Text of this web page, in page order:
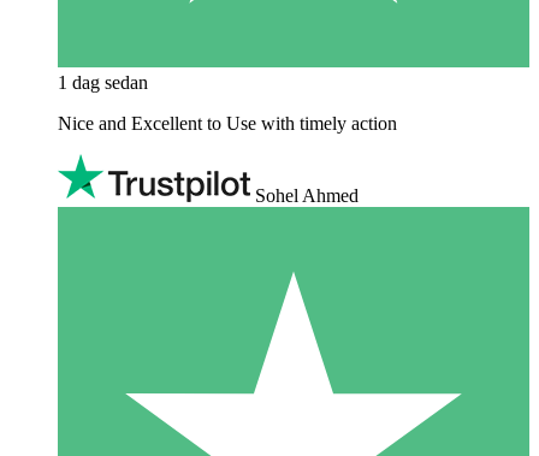
1 dag sedan
Nice and Excellent to Use with timely action
Sohel Ahmed